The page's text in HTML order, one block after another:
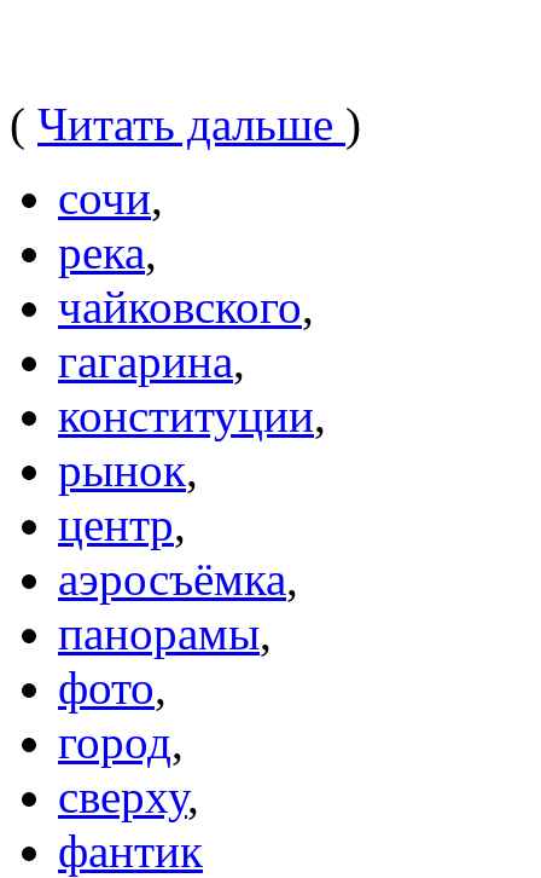
( Читать дальше )
сочи,
река,
чайковского,
гагарина,
конституции,
рынок,
центр,
аэросъёмка,
панорамы,
фото,
город,
сверху,
фантик